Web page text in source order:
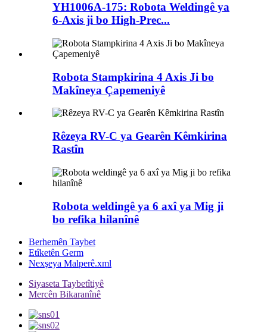
YH1006A-175: Robota Weldingê ya
6-Axis ji bo High-Prec...
Robota Stampkirina 4 Axis Ji bo
Makîneya Çapemeniyê
Rêzeya RV-C ya Gearên Kêmkirina
Rastîn
Robota weldingê ya 6 axî ya Mig ji
bo refika hilanînê
Berhemên Taybet
Etîketên Germ
Nexşeya Malperê.xml
Siyaseta Taybetîtiyê
Mercên Bikaranînê